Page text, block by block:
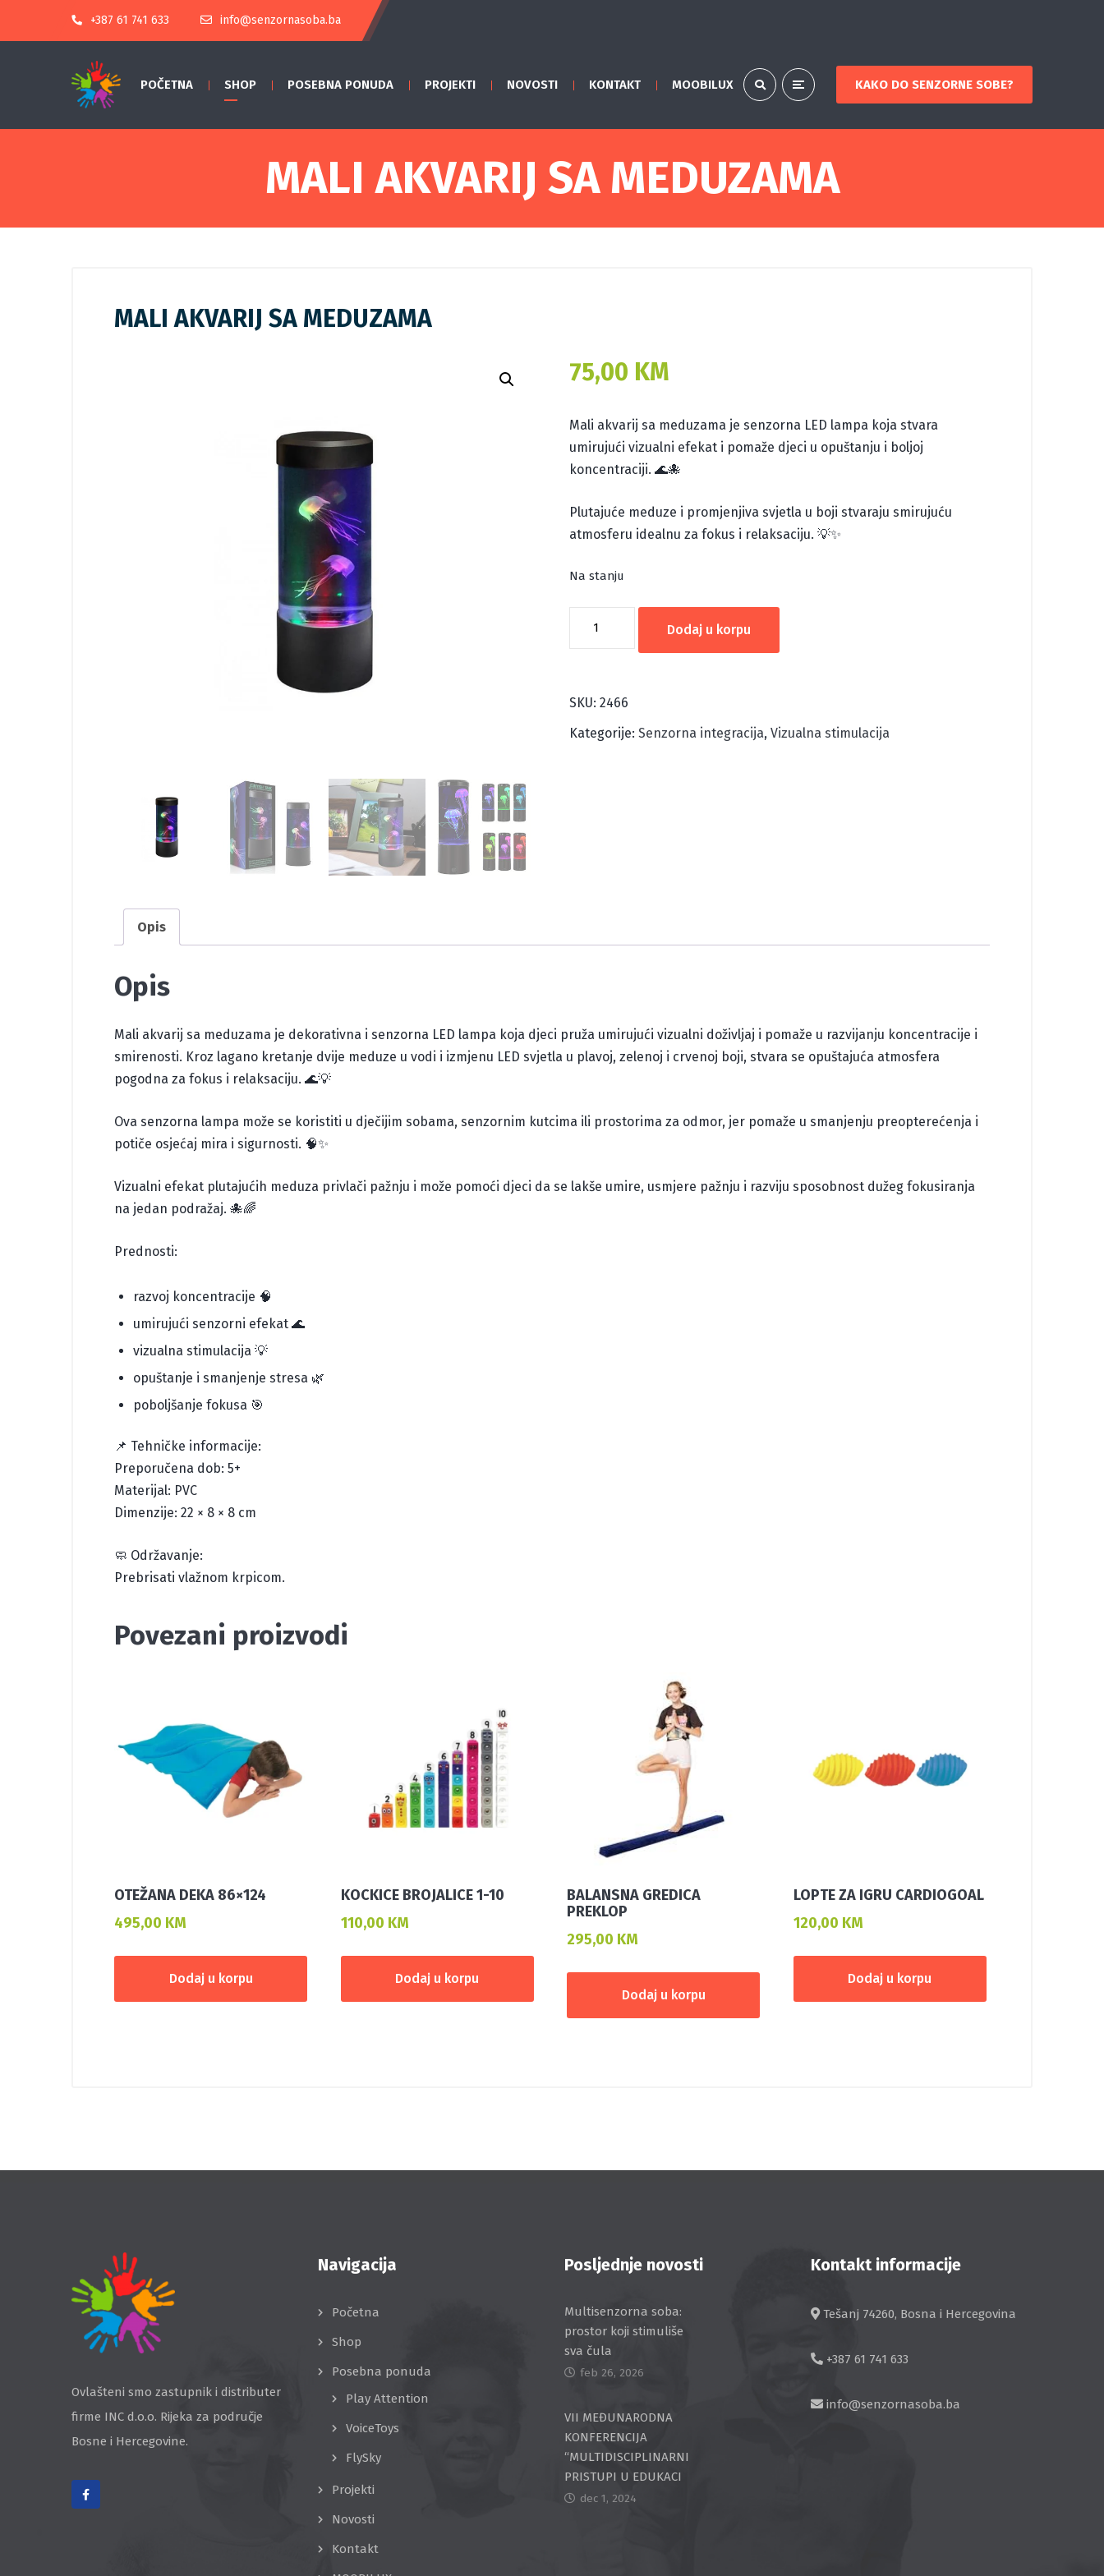
+387 61 741 633 info@senzornasoba.ba
KAKO DO SENZORNE SOBE?
POČETNA SHOP POSEBNA PONUDA PROJEKTI NOVOSTI KONTAKT MOOBILUX
MALI AKVARIJ SA MEDUZAMA
MALI AKVARIJ SA MEDUZAMA
75,00 KM
Mali akvarij sa meduzama je senzorna LED lampa koja stvara
umirujući vizualni efekat i pomaže djeci u opuštanju i boljoj
koncentraciji. 🌊🐙
Plutajuće meduze i promjenjiva svjetla u boji stvaraju smirujuću
atmosferu idealnu za fokus i relaksaciju. 💡✨
Na stanju
količina
Dodaj u korpu
SKU:2466
Kategorije:Senzorna integracija,Vizualna stimulacija
Opis
Opis
Mali akvarij sa meduzama je dekorativna i senzorna LED lampa koja djeci pruža umirujući vizualni doživljaj i pomaže u razvijanju koncentracije i
smirenosti. Kroz lagano kretanje dvije meduze u vodi i izmjenu LED svjetla u plavoj, zelenoj i crvenoj boji, stvara se opuštajuća atmosfera
pogodna za fokus i relaksaciju. 🌊💡
Ova senzorna lampa može se koristiti u dječijim sobama, senzornim kutcima ili prostorima za odmor, jer pomaže u smanjenju preopterećenja i
potiče osjećaj mira i sigurnosti. 🧠✨
Vizualni efekat plutajućih meduza privlači pažnju i može pomoći djeci da se lakše umire, usmjere pažnju i razviju sposobnost dužeg fokusiranja
na jedan podražaj. 🐙🌈
Prednosti:
razvoj koncentracije 🧠
umirujući senzorni efekat 🌊
vizualna stimulacija 💡
opuštanje i smanjenje stresa 🌿
poboljšanje fokusa 🎯
📌 Tehničke informacije:
Preporučena dob: 5+
Materijal: PVC
Dimenzije: 22 × 8 × 8 cm
🧼 Održavanje:
Prebrisati vlažnom krpicom.
Povezani proizvodi
OTEŽANA DEKA 86×124
495,00 KM
Dodaj u korpu
KOCKICE BROJALICE 1-10
110,00 KM
Dodaj u korpu
BALANSNA GREDICA
PREKLOP
295,00 KM
Dodaj u korpu
LOPTE ZA IGRU CARDIOGOAL
120,00 KM
Dodaj u korpu
Ovlašteni smo zastupnik i distributer
firme INC d.o.o. Rijeka za područje
Bosne i Hercegovine.
Navigacija
Početna
Shop
Posebna ponuda
Play Attention
VoiceToys
FlySky
Projekti
Novosti
Kontakt
Posljednje novosti
Multisenzorna soba:
prostor koji stimuliše
sva čula
feb 26, 2026
VII MEĐUNARODNA
KONFERENCIJA
“MULTIDISCIPLINARNI
PRISTUPI U EDUKACI
dec 1, 2024
Kontakt informacije
Tešanj 74260, Bosna i Hercegovina
+387 61 741 633
info@senzornasoba.ba